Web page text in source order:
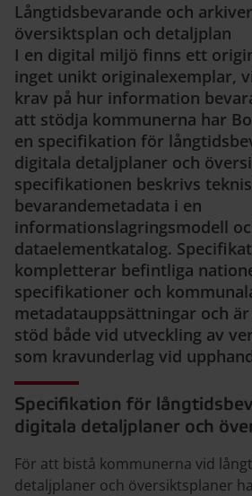
Långtidsbevarande och
översiktsplan och detaljplan
I en digital miljö finns ett
inget unikt originalexemplar,
krav på hur information
att stödja kommunerna har
en specifikation för
digitala detaljplaner och
specifikationen beskrivs
bevarandemetadata i en
informationslagringsmodell
dataelementkatalog.
kompletterar befintliga
specifikationer och
metadatauppsättningar och
stöd både vid utveckling av
som kravunderlag vid
Specifikation för
digitala detaljplaner och
För att bistå kommunerna vid
detaljplaner och översiktsplaner